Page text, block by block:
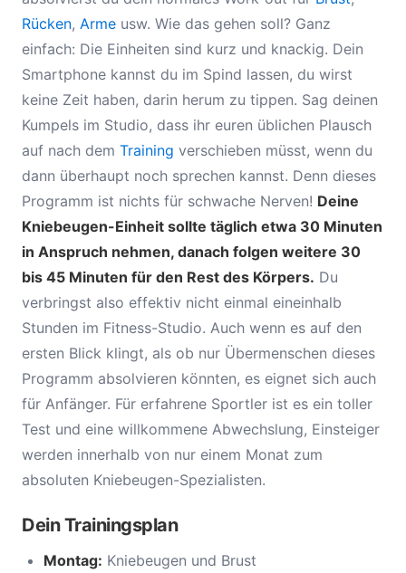
Rücken, Arme usw. Wie das gehen soll? Ganz
einfach: Die Einheiten sind kurz und knackig. Dein
Smartphone kannst du im Spind lassen, du wirst
keine Zeit haben, darin herum zu tippen. Sag deinen
Kumpels im Studio, dass ihr euren üblichen Plausch
auf nach dem Training verschieben müsst, wenn du
dann überhaupt noch sprechen kannst. Denn dieses
Programm ist nichts für schwache Nerven! Deine
Kniebeugen-Einheit sollte täglich etwa 30 Minuten
in Anspruch nehmen, danach folgen weitere 30
bis 45 Minuten für den Rest des Körpers. Du
verbringst also effektiv nicht einmal eineinhalb
Stunden im Fitness-Studio. Auch wenn es auf den
ersten Blick klingt, als ob nur Übermenschen dieses
Programm absolvieren könnten, es eignet sich auch
für Anfänger. Für erfahrene Sportler ist es ein toller
Test und eine willkommene Abwechslung, Einsteiger
werden innerhalb von nur einem Monat zum
absoluten Kniebeugen-Spezialisten.
Dein Trainingsplan
Montag: Kniebeugen und Brust